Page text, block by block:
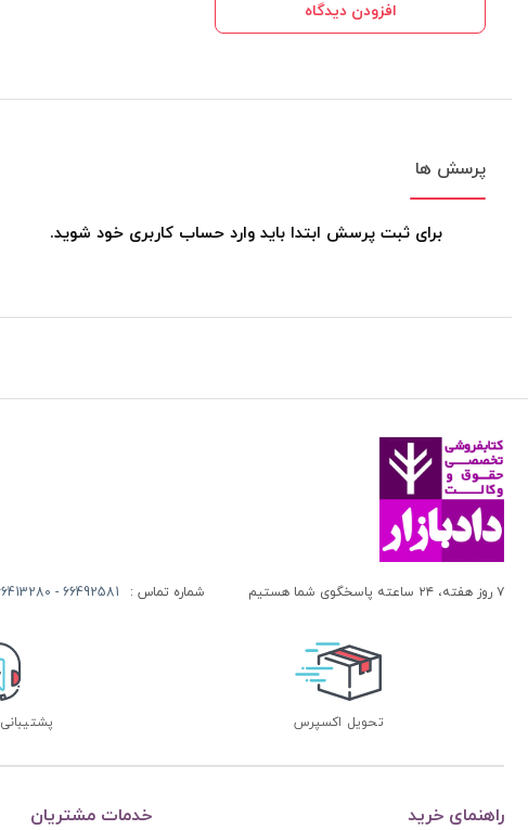
افزودن دیدگاه
پرسش ها
برای ثبت پرسش ابتدا باید وارد حساب کاربری خود شوید.
۷ روز هفته، ۲۴ ساعته پاسخگوی شما هستیم شماره تماس : 66492581 - 66413280 (021)
تحویل اکسپرس پشتیبانی 24 ساعته
راهنمای خرید خدمات مشتریان